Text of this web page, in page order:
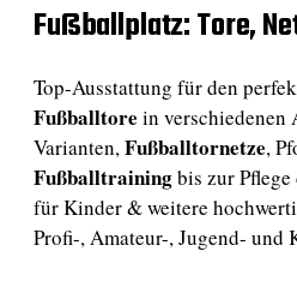
Fußballplatz: Tore,
Top-Ausstattung für den
Fußballtore in verschiedenen
Varianten,Fußballtornetze,
Fußballtrainingbis zur
für Kinder & weitere
Profi-, Amateur-, Jugend- und